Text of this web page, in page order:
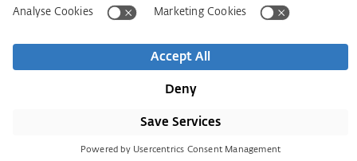
Aviso legal
AVB / AGB
Declaración de accesibilidad